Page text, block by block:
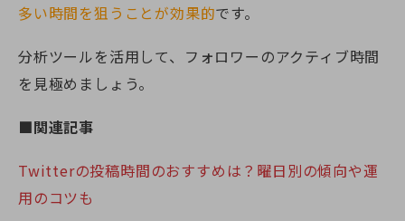
多い時間を狙うことが効果的です。
分析ツールを活用して、フォロワーのアクティブ時間
を見極めましょう。
■関連記事
Twitterの投稿時間のおすすめは？曜日別の傾向や運
用のコツも